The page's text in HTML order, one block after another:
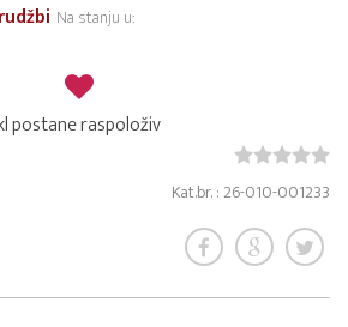
Na stanju u:
postane raspoloživ
Kat.br. : 26-010-001233